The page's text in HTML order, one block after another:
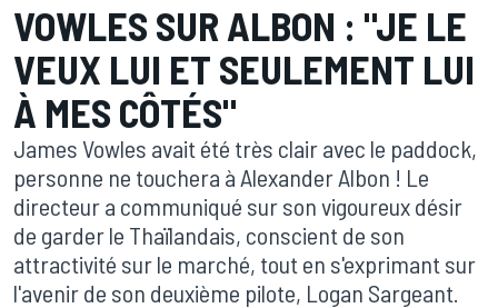
VOWLES SUR ALBON : "JE LE
VEUX LUI ET SEULEMENT LUI
À MES CÔTÉS"
James Vowles avait été très clair avec le paddock,
personne ne touchera à Alexander Albon ! Le
directeur a communiqué sur son vigoureux désir
de garder le Thaïlandais, conscient de son
attractivité sur le marché, tout en s'exprimant sur
l'avenir de son deuxième pilote, Logan Sargeant.